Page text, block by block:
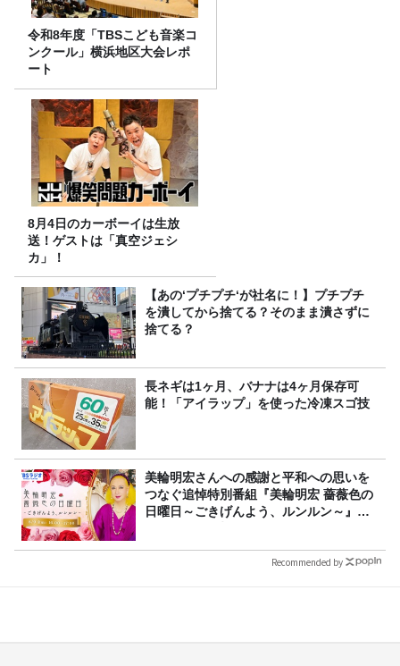
令和8年度「TBSこども音楽コ
ンクール」横浜地区大会レポ
ート
8月4日のカーボーイは生放
送！ゲストは「真空ジェシ
カ」！
【あの‘プチプチ‘が社名に！】プチプチ
を潰してから捨てる？そのまま潰さずに
捨てる？
長ネギは1ヶ月、バナナは4ヶ月保存可
能！「アイラップ」を使った冷凍スゴ技
美輪明宏さんへの感謝と平和への思いを
つなぐ追悼特別番組『美輪明宏 薔薇色の
日曜日～ごきげんよう、ルンルン～』
Recommended by